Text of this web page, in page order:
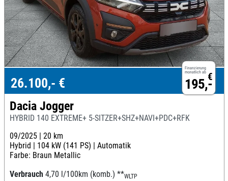
Finanzierung
monatlich ab €
195,-
26.100,- €
Dacia Jogger
HYBRID 140 EXTREME+ 5-SITZER+SHZ+NAVI+PDC+RFK
09/2025 | 20 km
Hybrid | 104 kW (141 PS) | Automatik
Farbe: Braun Metallic
Verbrauch 4,70 l/100km (komb.) **WLTP